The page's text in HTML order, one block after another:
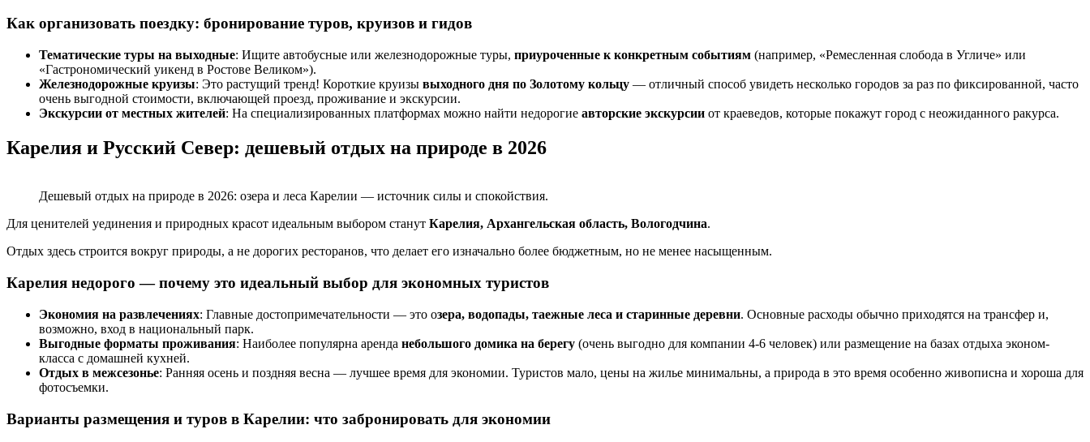
Как организовать поездку: бронирование туров, круизов и гидов
Тематические туры на выходные: Ищите автобусные или железнодорожные туры, приуроченные к конкретным событиям (например, «Ремесленная слобода в Угличе» или
«Гастрономический уикенд в Ростове Великом»).
Железнодорожные круизы: Это растущий тренд! Короткие круизы выходного дня по Золотому кольцу — отличный способ увидеть несколько городов за раз по фиксированной, часто
очень выгодной стоимости, включающей проезд, проживание и экскурсии.
Экскурсии от местных жителей: На специализированных платформах можно найти недорогие авторские экскурсии от краеведов, которые покажут город с неожиданного ракурса.
Карелия и Русский Север: дешевый отдых на природе в 2026
Дешевый отдых на природе в 2026: озера и леса Карелии — источник силы и спокойствия.
Для ценителей уединения и природных красот идеальным выбором станут Карелия, Архангельская область, Вологодчина.
Отдых здесь строится вокруг природы, а не дорогих ресторанов, что делает его изначально более бюджетным, но не менее насыщенным.
Карелия недорого — почему это идеальный выбор для экономных туристов
Экономия на развлечениях: Главные достопримечательности — это озера, водопады, таежные леса и старинные деревни. Основные расходы обычно приходятся на трансфер и,
возможно, вход в национальный парк.
Выгодные форматы проживания: Наиболее популярна аренда небольшого домика на берегу (очень выгодно для компании 4-6 человек) или размещение на базах отдыха эконом-
класса с домашней кухней.
Отдых в межсезонье: Ранняя осень и поздняя весна — лучшее время для экономии. Туристов мало, цены на жилье минимальны, а природа в это время особенно живописна и хороша для
фотосъемки.
Варианты размещения и туров в Карелии: что забронировать для экономии